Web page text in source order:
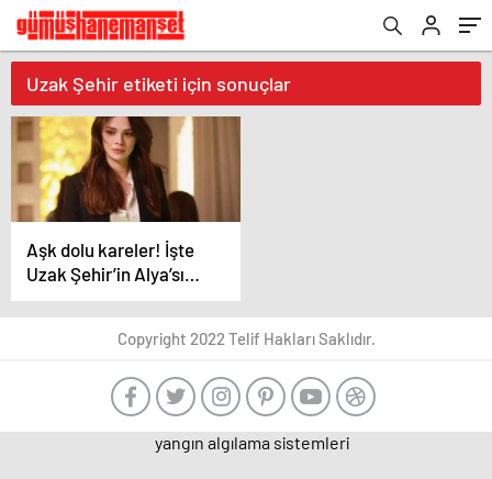
Uzak Şehir etiketi için sonuçlar
Aşk dolu kareler! İşte
Uzak Şehir’in Alya’sı
Sinem Ünsal’ın gerçek
hayattaki sevgilisi
Copyright 2022 Telif Hakları Saklıdır.
yangın algılama sistemleri